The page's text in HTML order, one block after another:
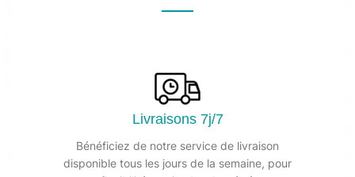
Livraisons 7j/7
Bénéficiez de notre service de livraison
disponible tous les jours de la semaine, pour